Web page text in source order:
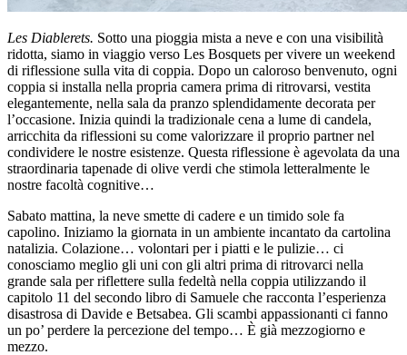
Les Diablerets. Sotto una pioggia mista a neve e con una visibilità
ridotta, siamo in viaggio verso Les Bosquets per vivere un weekend
di riflessione sulla vita di coppia. Dopo un caloroso benvenuto, ogni
coppia si installa nella propria camera prima di ritrovarsi, vestita
elegantemente, nella sala da pranzo splendidamente decorata per
l’occasione. Inizia quindi la tradizionale cena a lume di candela,
arricchita da riflessioni su come valorizzare il proprio partner nel
condividere le nostre esistenze. Questa riflessione è agevolata da una
straordinaria tapenade di olive verdi che stimola letteralmente le
nostre facoltà cognitive…
Sabato mattina, la neve smette di cadere e un timido sole fa
capolino. Iniziamo la giornata in un ambiente incantato da cartolina
natalizia. Colazione… volontari per i piatti e le pulizie… ci
conosciamo meglio gli uni con gli altri prima di ritrovarci nella
grande sala per riflettere sulla fedeltà nella coppia utilizzando il
capitolo 11 del secondo libro di Samuele che racconta l’esperienza
disastrosa di Davide e Betsabea. Gli scambi appassionanti ci fanno
un po’ perdere la percezione del tempo… È già mezzogiorno e
mezzo.